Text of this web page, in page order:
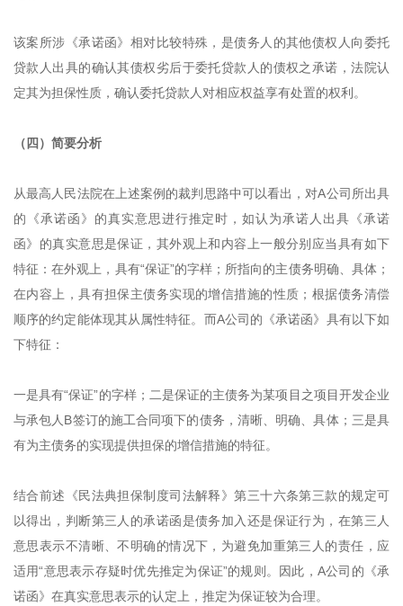
该案所涉《承诺函》相对比较特殊，是债务人的其他债权人向委托
贷款人出具的确认其债权劣后于委托贷款人的债权之承诺，法院认
定其为担保性质，确认委托贷款人对相应权益享有处置的权利。
（四）简要分析
从最高人民法院在上述案例的裁判思路中可以看出，对A公司所出具
的《承诺函》的真实意思进行推定时，如认为承诺人出具《承诺
函》的真实意思是保证，其外观上和内容上一般分别应当具有如下
特征：在外观上，具有“保证”的字样；所指向的主债务明确、具体；
在内容上，具有担保主债务实现的增信措施的性质；根据债务清偿
顺序的约定能体现其从属性特征。而A公司的《承诺函》具有以下如
下特征：
一是具有“保证”的字样；二是保证的主债务为某项目之项目开发企业
与承包人B签订的施工合同项下的债务，清晰、明确、具体；三是具
有为主债务的实现提供担保的增信措施的特征。
结合前述《民法典担保制度司法解释》第三十六条第三款的规定可
以得出，判断第三人的承诺函是债务加入还是保证行为，在第三人
意思表示不清晰、不明确的情况下，为避免加重第三人的责任，应
适用“意思表示存疑时优先推定为保证”的规则。因此，A公司的《承
诺函》在真实意思表示的认定上，推定为保证较为合理。